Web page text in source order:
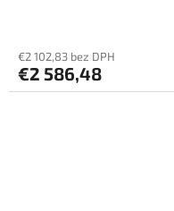
€2 102,83 bez DPH
€2 586,48